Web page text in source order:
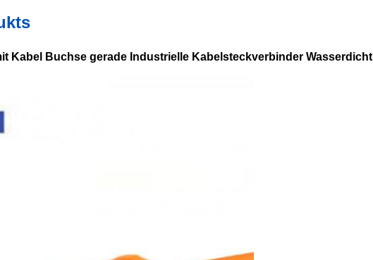
Kabel Buchse gerade Industrielle Kabelsteckverbinder Wasserdicht